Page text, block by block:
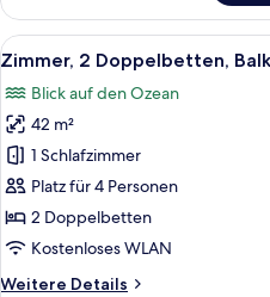
2 Doppelbetten,
Balkon,
Bergblick
Alle
Fotos
für
Zimmer,
2 Doppelbetten,
Balkon,
Meerblick
(Balcony)
9
Zimmer, 2 Doppelbetten,
Blick auf den Ozean
42 m²
1 Schlafzimmer
Platz für 4 Personen
2 Doppelbetten
Kostenloses WLAN
Weitere Details
Weitere